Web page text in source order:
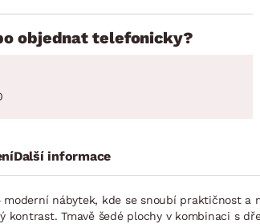
objednat telefonicky?
Další informace
nábytek, kde se snoubí praktičnost
kontrast. Tmavě šedé plochy v kombinaci s